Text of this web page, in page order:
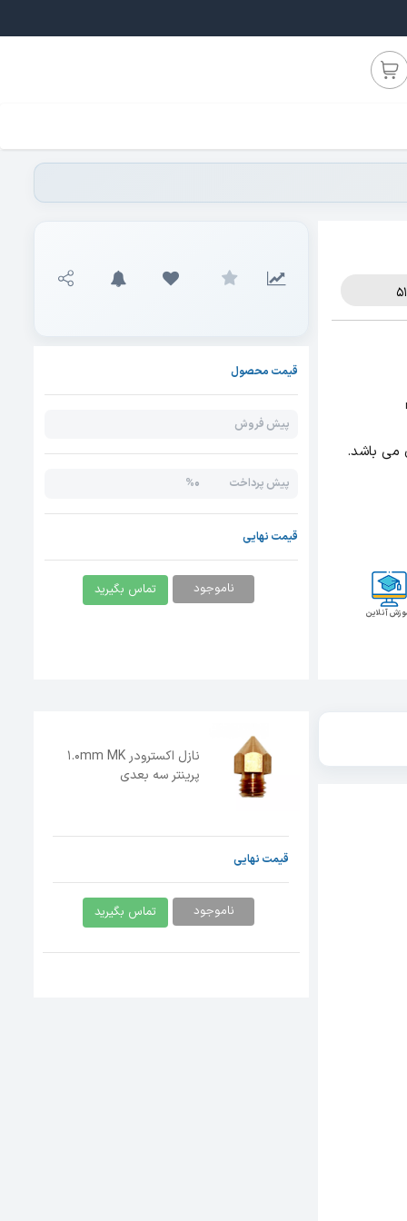
آنلاین
قیمت محصول
پیش فروش
پیش پرداخت 0%
قیمت نهایی
ناموجود تماس بگیرید
نازل اکسترودر 1.0mm MK
پرینتر سه بعدی
قیمت نهایی
ناموجود تماس بگیرید